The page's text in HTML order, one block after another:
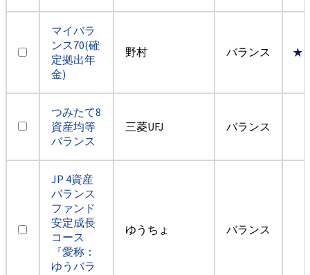
マイバラ
ンス70(確
定拠出年
金)
野村 バランス
つみたて8
資産均等
バランス
三菱UFJ バランス
JP 4資産
バランス
ファンド
安定成長
コース
『愛称：
ゆうバラ
ゆうちょ バランス